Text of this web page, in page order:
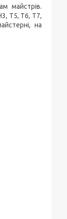
майстрів.
T5, T6, T7,
на